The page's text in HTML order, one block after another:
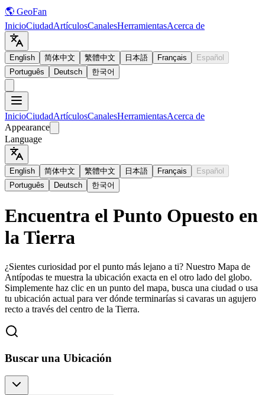
🌎 GeoFan
InicioCiudadArtículosCanalesHerramientasAcerca de
English 简体中文 繁體中文 日本語 Français
Español
Português
Deutsch 한국어
InicioCiudadArtículosCanalesHerramientasAcerca de
Appearance
Language
English 简体中文 繁體中文 日本語 Français
Español
Português
Deutsch 한국어
Encuentra el Punto Opuesto en
la Tierra
¿Sientes curiosidad por el punto más lejano a ti? Nuestro Mapa de
Antípodas te muestra la ubicación exacta en el otro lado del globo.
Simplemente haz clic en un punto del mapa, busca una ciudad o usa
tu ubicación actual para ver dónde terminarías si cavaras un agujero
recto a través del centro de la Tierra.
Buscar una Ubicación